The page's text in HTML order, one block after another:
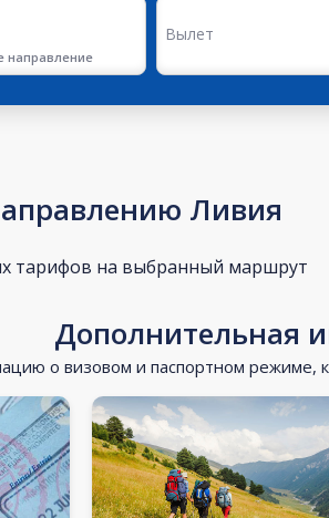
направление
Вылет
Ливия
тарифов на выбранный маршрут
Дополнительная
о визовом и паспортном режиме,